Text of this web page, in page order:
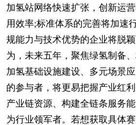
加氢站网络快速扩张，创新运
用效率;标准体系的完善将加速
规能力与技术优势的企业将脱
为，未来五年，聚焦绿氢制备、
加氢基础设施建设、多元场景
的参与者，将更易把握产业红
产业链资源、构建全链条服务
为行业领军者。若想获取具体